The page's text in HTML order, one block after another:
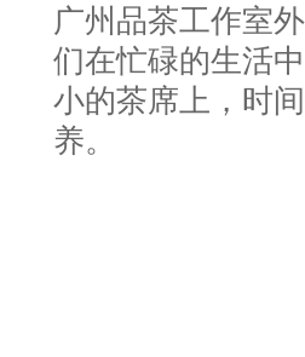
广州品茶工作室
们在忙碌的生活
小的茶席上，时
养。